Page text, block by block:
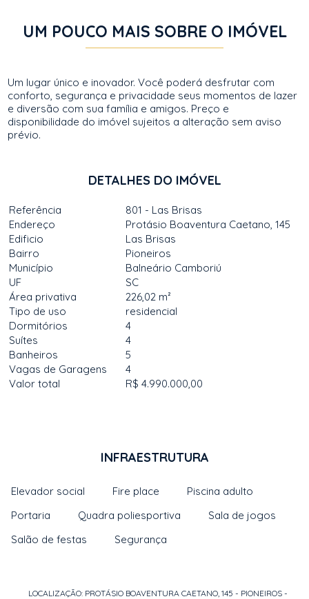
UM POUCO MAIS SOBRE O IMÓVEL
Um lugar único e inovador. Você poderá desfrutar com
conforto, segurança e privacidade seus momentos de lazer
e diversão com sua família e amigos. Preço e
disponibilidade do imóvel sujeitos a alteração sem aviso
prévio.
DETALHES DO IMÓVEL
Referência
801 - Las Brisas
Endereço
Protásio Boaventura Caetano, 145
Edificio
Las Brisas
Bairro
Pioneiros
Município
Balneário Camboriú
UF
SC
Área privativa
226,02 m²
Tipo de uso
residencial
Dormitórios
4
Suítes
4
Banheiros
5
Vagas de Garagens
4
Valor total
R$ 4.990.000,00
INFRAESTRUTURA
Elevador social Fire place
Piscina adulto
Portaria
Quadra poliesportiva
Sala de jogos
Salão de festas
Segurança
LOCALIZAÇÃO: PROTÁSIO BOAVENTURA CAETANO, 145 - PIONEIROS -